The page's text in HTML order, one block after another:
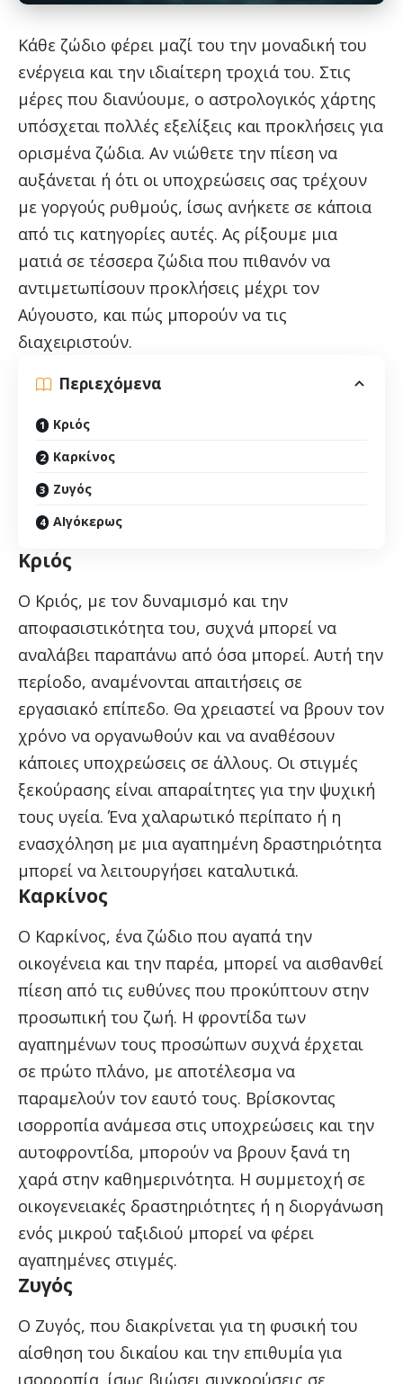
Κάθε ζώδιο φέρει μαζί του την μοναδική του
ενέργεια και την ιδιαίτερη τροχιά του. Στις
μέρες που διανύουμε, ο αστρολογικός χάρτης
υπόσχεται πολλές εξελίξεις και προκλήσεις για
ορισμένα ζώδια. Αν νιώθετε την πίεση να
αυξάνεται ή ότι οι υποχρεώσεις σας τρέχουν
με γοργούς ρυθμούς, ίσως ανήκετε σε κάποια
από τις κατηγορίες αυτές. Ας ρίξουμε μια
ματιά σε τέσσερα ζώδια που πιθανόν να
αντιμετωπίσουν προκλήσεις μέχρι τον
Αύγουστο, και πώς μπορούν να τις
διαχειριστούν.
Περιεχόμενα
Κριός
Καρκίνος
Ζυγός
ΑΙγόκερως
Κριός
Ο Κριός, με τον δυναμισμό και την
αποφασιστικότητα του, συχνά μπορεί να
αναλάβει παραπάνω από όσα μπορεί. Αυτή την
περίοδο, αναμένονται απαιτήσεις σε
εργασιακό επίπεδο. Θα χρειαστεί να βρουν τον
χρόνο να οργανωθούν και να αναθέσουν
κάποιες υποχρεώσεις σε άλλους. Οι στιγμές
ξεκούρασης είναι απαραίτητες για την ψυχική
τους υγεία. Ένα χαλαρωτικό περίπατο ή η
ενασχόληση με μια αγαπημένη δραστηριότητα
μπορεί να λειτουργήσει καταλυτικά.
Καρκίνος
Ο Καρκίνος, ένα ζώδιο που αγαπά την
οικογένεια και την παρέα, μπορεί να αισθανθεί
πίεση από τις ευθύνες που προκύπτουν στην
προσωπική του ζωή. Η φροντίδα των
αγαπημένων τους προσώπων συχνά έρχεται
σε πρώτο πλάνο, με αποτέλεσμα να
παραμελούν τον εαυτό τους. Βρίσκοντας
ισορροπία ανάμεσα στις υποχρεώσεις και την
αυτοφροντίδα, μπορούν να βρουν ξανά τη
χαρά στην καθημερινότητα. Η συμμετοχή σε
οικογενειακές δραστηριότητες ή η διοργάνωση
ενός μικρού ταξιδιού μπορεί να φέρει
αγαπημένες στιγμές.
Ζυγός
Ο Ζυγός, που διακρίνεται για τη φυσική του
αίσθηση του δικαίου και την επιθυμία για
ισορροπία, ίσως βιώσει συγκρούσεις σε